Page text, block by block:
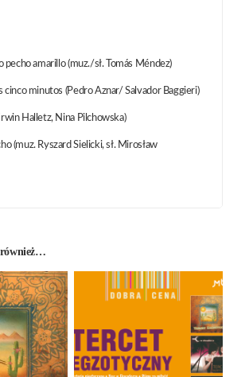
pecho amarillo (muz./sł. Tomás Méndez)
cinco minutos (Pedro Aznar/ Salvador Baggieri)
Halletz, Nina Pilchowska)
(muz. Ryszard Sielicki, sł. Mirosław
również…